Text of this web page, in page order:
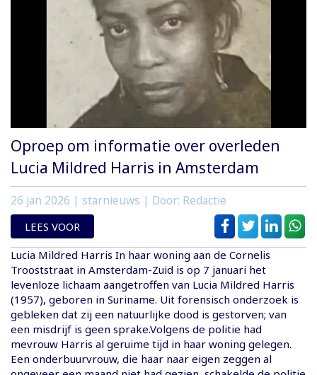
Oproep om informatie over overleden
Lucia Mildred Harris in Amsterdam
26 jan 2026 | starnieuws | Door: Redactie
LEES VOOR
Lucia Mildred Harris In haar woning aan de Cornelis
Trooststraat in Amsterdam-Zuid is op 7 januari het
levenloze lichaam aangetroffen van Lucia Mildred Harris
(1957), geboren in Suriname. Uit forensisch onderzoek is
gebleken dat zij een natuurlijke dood is gestorven; van
een misdrijf is geen sprake.Volgens de politie had
mevrouw Harris al geruime tijd in haar woning gelegen.
Een onderbuurvrouw, die haar naar eigen zeggen al